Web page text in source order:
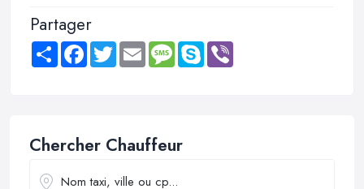
Partager
Share FacebookTwitter Email MessageSkype
Chercher Chauffeur